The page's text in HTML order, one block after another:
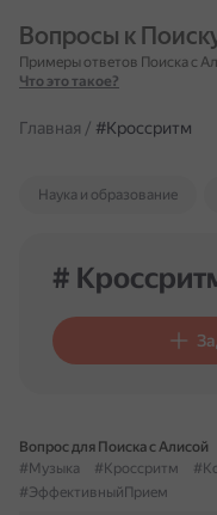
Вопросы к
Примеры ответов Поиска с
Что это такое?
Главная / #Кроссритм
Наука и образование
#
Вопрос для Поиска с Алисой
#Музыка
#Кроссритм
#ЭффективныйПрием